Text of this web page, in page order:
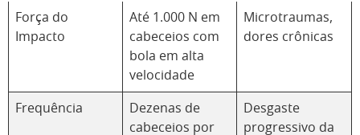
Força do
Impacto
Até 1.000 N em
cabeceios com
bola em alta
velocidade
Microtraumas,
dores crônicas
Frequência
Dezenas de
cabeceios por
Desgaste
progressivo da